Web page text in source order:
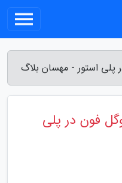
پلی استور - مهسان بلاگ
فون در پلی